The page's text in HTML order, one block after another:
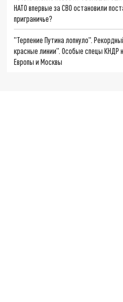
НАТО впервые за СВО остановили
приграничье?
"Терпение Путина лопнуло".
красные линии". Особые спецы КНДР
Европы и Москвы